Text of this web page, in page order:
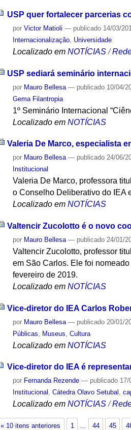
USP quer fortalecer parcerias
porVictor Matioli — publicado 14/03/
Internacionalização Universidade
Localizado em NOTÍCIAS /
USP sediará seminário
por Mauro Bellesa — publicado 10/04/
Gema Filantropia
1º Seminário Internacional
Localizado em NOTÍCIAS
Valeria De Marco, especialista
por Mauro Bellesa — publicado 24/06/
Institucional
Valeria De Marco, professora
o Conselho Deliberativo do IEA
Localizado em NOTÍCIAS
Valtencir Zucolotto é o novo
por Mauro Bellesa — publicado 24/01/
Valtencir Zucolotto, professor
em São Carlos. Ele foi
fevereiro de 2019.
Localizado em NOTÍCIAS
Vice-diretor do IEA Carlos
por Mauro Bellesa — publicado 20/01/
Públicas
Museus ,Cultura
Localizado em NOTÍCIAS
Vice-diretor do IEA é
por Fernanda Rezende — publicado
Institucional ,Cátedra Olavo Setubal ,
Localizado em NOTÍCIAS /
« 10 itens anteriores 1 44 45